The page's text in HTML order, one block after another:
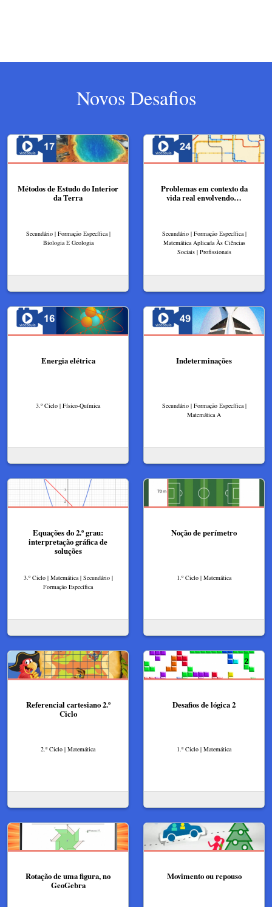
Novos Desafios
Métodos de Estudo do Interior
da Terra
Secundário | Formação Específica |
Biologia E Geologia
Problemas em contexto da
vida real envolvendo…
Secundário | Formação Específica |
Matemática Aplicada Às Ciências
Sociais | Profissionais
Energia elétrica
3.º Ciclo | Físico-Química
Indeterminações
Secundário | Formação Específica |
Matemática A
Equações do 2.º grau:
interpretação gráfica de
soluções
3.º Ciclo | Matemática | Secundário |
Formação Específica
Noção de perímetro
1.º Ciclo | Matemática
Referencial cartesiano 2.º
Ciclo
2.º Ciclo | Matemática
Desafios de lógica 2
1.º Ciclo | Matemática
Rotação de uma figura, no
GeoGebra
Movimento ou repouso